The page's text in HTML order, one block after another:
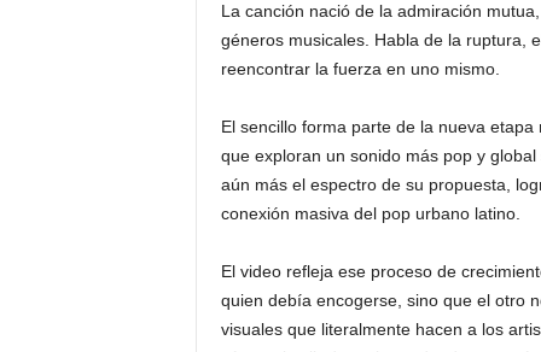
La canción nació de la admiración
géneros musicales. Habla de la ruptura,
reencontrar la fuerza en uno mismo.
El sencillo forma parte de la nueva
que exploran un sonido más pop y
aún más el espectro de su propuesta,
conexión masiva del pop urbano latino.
El video refleja ese proceso de
quien debía encogerse, sino que el otro
visuales que literalmente hacen a los